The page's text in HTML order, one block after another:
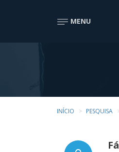
MENU
INÍCIO PESQUISA